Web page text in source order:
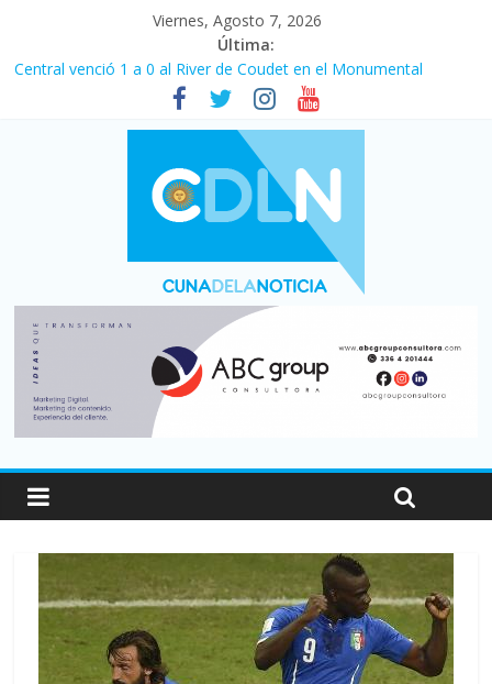
Viernes, Agosto 7, 2026
Última:
Central venció 1 a 0 al River de Coudet en el Monumental
La morosidad alcanzó su nivel más alto en dos décadas y ya
afecta a 400 mil deudores en Santa Fe
Desde que asumió Milei cerraron 41.000 kioscos: el sector
denuncia crisis como en 2001
Vacaciones de invierno con más movimiento y consumo
turístico: 4,6 millones de personas viajaron por el país, un 5,9%
Fuerte caída de la venta de autos usados en julio: bajó un 12,6%